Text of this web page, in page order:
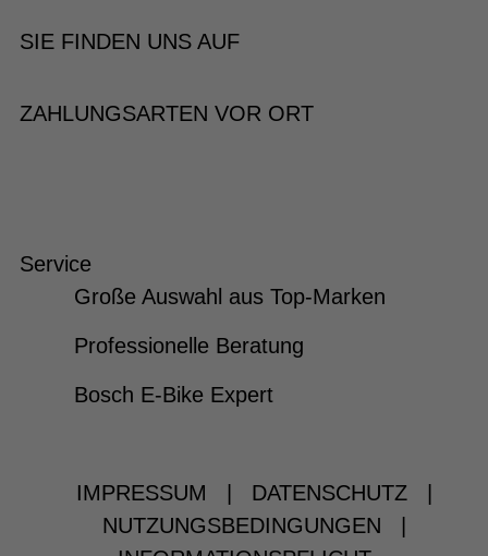
SIE FINDEN UNS AUF
ZAHLUNGSARTEN VOR ORT
Service
Große Auswahl aus Top-Marken
Professionelle Beratung
Bosch E-Bike Expert
IMPRESSUM DATENSCHUTZ
NUTZUNGSBEDINGUNGEN